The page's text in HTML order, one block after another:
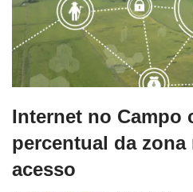
Internet no Campo
percentual da zona
acesso